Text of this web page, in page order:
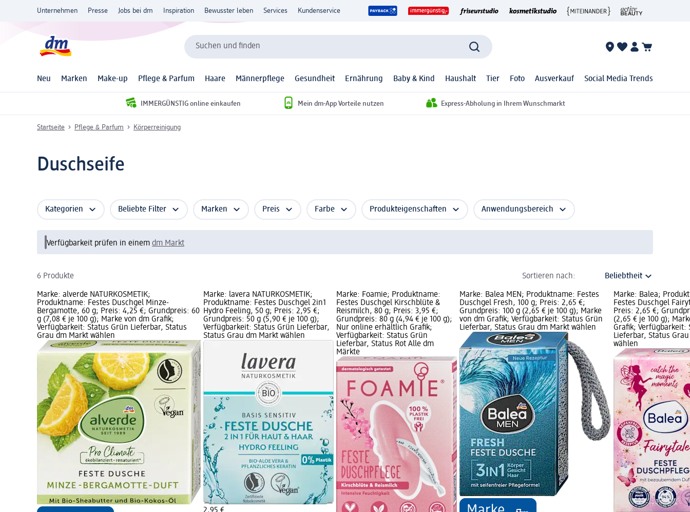
Unternehmen Presse Jobs bei dm Inspiration Bewusster leben Services Kundenservice
Suchen und finden
Neu Marken Make-up Pflege & Parfum Haare Männerpflege Gesundheit Ernährung Baby & Kind Haushalt Tier Foto Ausverkauf Social Media Trends
IMMERGÜNSTIG online einkaufen Mein dm-App Vorteile nutzen Express-Abholung in Ihrem Wunschmarkt
Startseite Pflege & Parfum Körperreinigung
Duschseife
Kategorien Beliebte Filter Marken Preis Farbe Produkteigenschaften Anwendungsbereich
Verfügbarkeit prüfen in einem dm Markt
6 Produkte Sortieren nach:
Marke: alverde NATURKOSMETIK;
Produktname: Festes Duschgel Minze-
Bergamotte, 60 g; Preis: 4,25 €; Grundpreis: 60
g (7,08 € je 100 g); Marke von dm Grafik;
Verfügbarkeit: Status Grün Lieferbar, Status
Grau dm Markt wählen
Marke: lavera NATURKOSMETIK;
Produktname: Festes Duschgel 2in1
Hydro Feeling, 50 g; Preis: 2,95 €;
Grundpreis: 50 g (5,90 € je 100 g);
Verfügbarkeit: Status Grün Lieferbar,
Status Grau dm Markt wählen
2,95 €
Marke: Foamie; Produktname:
Festes Duschgel Kirschblüte &
Reismilch, 80 g; Preis: 3,95 €;
Grundpreis: 80 g (4,94 € je 100 g);
Nur online erhältlich Grafik;
Verfügbarkeit: Status Grün
Lieferbar, Status Rot Alle dm
Märkte
Marke: Balea MEN; Produktname: Festes
Duschgel Fresh, 100 g; Preis: 2,65 €;
Grundpreis: 100 g (2,65 € je 100 g); Marke
von dm Grafik; Verfügbarkeit: Status Grün
Lieferbar, Status Grau dm Markt wählen
Marke: Balea;
Festes Duschgel
Preis: 2,65 €;
(2,65 € je 100 g);
Grafik; Verfügbarkeit:
Lieferbar, Status
wählen